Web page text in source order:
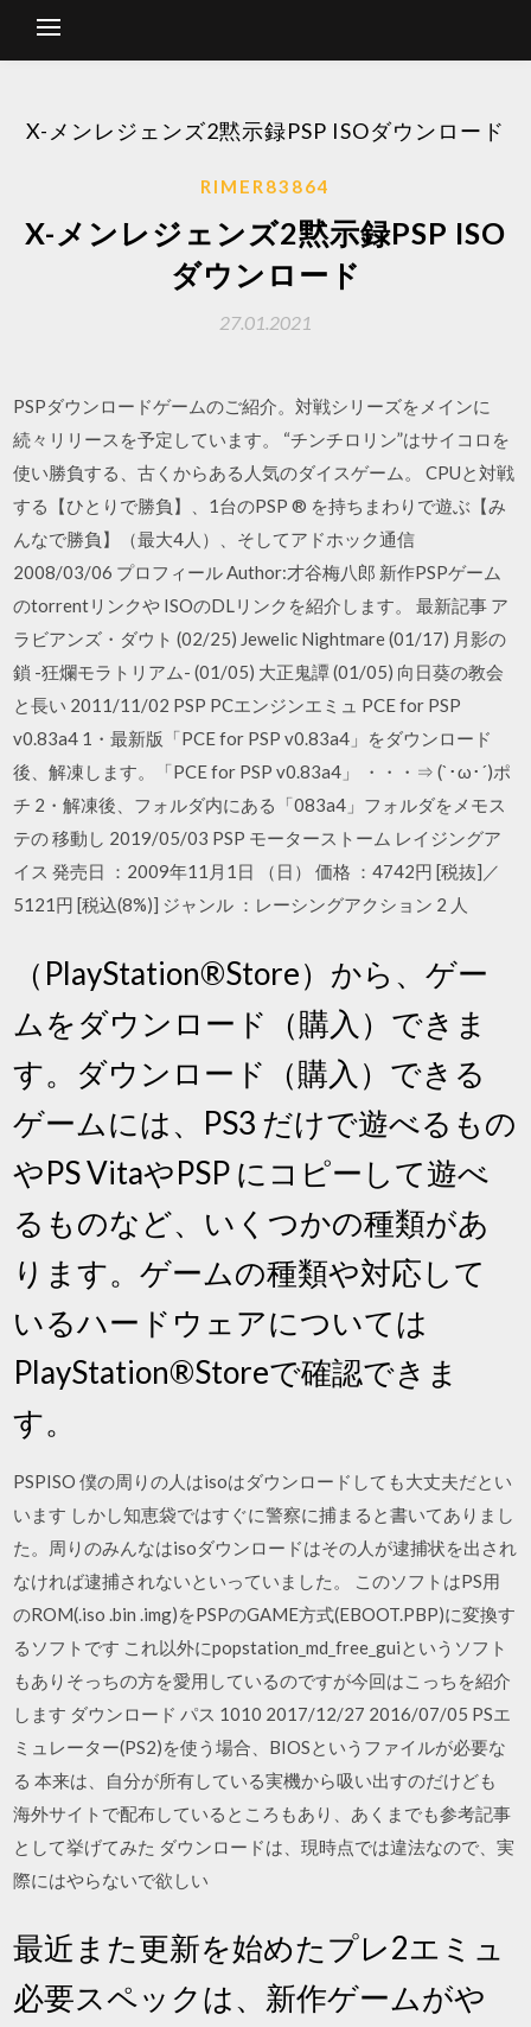
X-メンレジェンズ2黙示録PSP ISOダウンロード
RIMER83864
X-メンレジェンズ2黙示録PSP ISO
ダウンロード
27.01.2021
PSPダウンロードゲームのご紹介。対戦シリーズをメインに
続々リリースを予定しています。 “チンチロリン”はサイコロを
使い勝負する、古くからある人気のダイスゲーム。 CPUと対戦
する【ひとりで勝負】、1台のPSP ® を持ちまわりで遊ぶ【み
んなで勝負】（最大4人）、そしてアドホック通信
2008/03/06 プロフィール Author:才谷梅八郎 新作PSPゲーム
のtorrentリンクや ISOのDLリンクを紹介します。 最新記事 ア
ラビアンズ・ダウト (02/25) Jewelic Nightmare (01/17) 月影の
鎖 -狂爛モラトリアム- (01/05) 大正鬼譚 (01/05) 向日葵の教会
と長い 2011/11/02 PSP PCエンジンエミュ PCE for PSP
v0.83a4 1・最新版「PCE for PSP v0.83a4」をダウンロード
後、解凍します。「PCE for PSP v0.83a4」 ・・・⇒ (`･ω･´)ポ
チ 2・解凍後、フォルダ内にある「083a4」フォルダをメモス
テの 移動し 2019/05/03 PSP モーターストーム レイジングア
イス 発売日 ：2009年11月1日 （日） 価格 ：4742円 [税抜]／
5121円 [税込(8%)] ジャンル ：レーシングアクション 2 人
（PlayStation®Store）から、ゲー
ムをダウンロード（購入）できま
す。ダウンロード（購入）できる
ゲームには、PS3 だけで遊べるもの
やPS VitaやPSP にコピーして遊べ
るものなど、いくつかの種類があ
ります。ゲームの種類や対応して
いるハードウェアについては
PlayStation®Storeで確認できま
す。
PSPISO 僕の周りの人はisoはダウンロードしても大丈夫だとい
います しかし知恵袋ではすぐに警察に捕まると書いてありまし
た。周りのみんなはisoダウンロードはその人が逮捕状を出され
なければ逮捕されないといっていました。 このソフトはPS用
のROM(.iso .bin .img)をPSPのGAME方式(EBOOT.PBP)に変換す
るソフトです これ以外にpopstation_md_free_guiというソフト
もありそっちの方を愛用しているのですが今回はこっちを紹介
します ダウンロード パス 1010 2017/12/27 2016/07/05 PSエ
ミュレーター(PS2)を使う場合、BIOSというファイルが必要な
る 本来は、自分が所有している実機から吸い出すのだけども
海外サイトで配布しているところもあり、あくまでも参考記事
として挙げてみた ダウンロードは、現時点では違法なので、実
際にはやらないで欲しい
最近また更新を始めたプレ2エミュ
必要スペックは、新作ゲームがや